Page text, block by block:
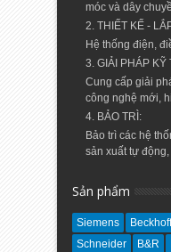
móc và dây
2. THIẾT KẾ -
Hệ thống điện,
3. GIẢI PHÁP KỸ
Cung cấp giải
công nghệ mới,
4. BẢO TRÌ:
Bảo trì các hệ
sản xuất tự
Sản phẩm
Siemens Beckhoff
Schneider
B&R